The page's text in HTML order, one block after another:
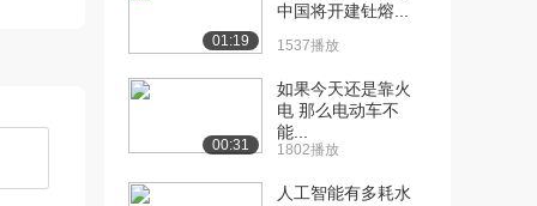
01:19
中国将开建钍熔...
1537播放
00:31
如果今天还是靠火
电 那么电动车不
能...
1802播放
人工智能有多耗水